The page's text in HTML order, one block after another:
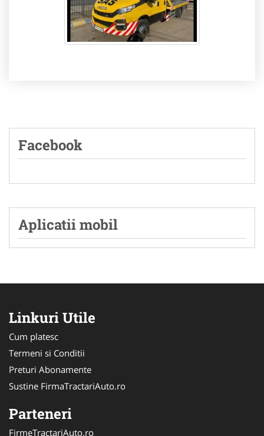
Facebook
Aplicatii mobil
Linkuri Utile
Cum platesc
Termeni si Conditii
Preturi Abonamente
Sustine FirmaTractariAuto.ro
Parteneri
FirmeTractariAuto.ro